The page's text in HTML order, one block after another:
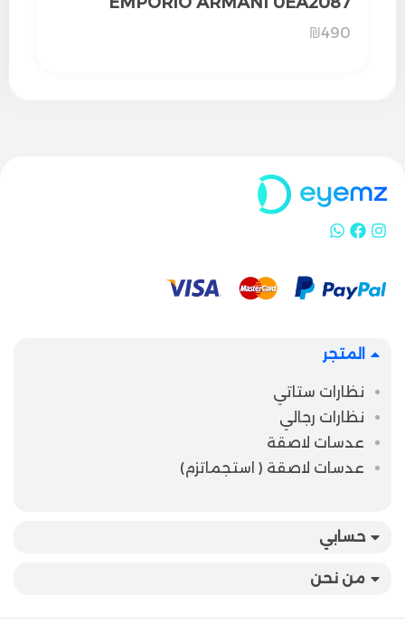
₪490
المتجر
نظارات ستاتي
نظارات رجالي
عدسات لاصقة
عدسات لاصقة ( استجماتزم)
حسابي
من نحن